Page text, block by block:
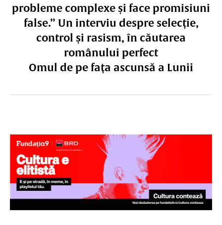
probleme complexe și face promisiuni
false.” Un interviu despre selecție,
control și rasism, în căutarea
românului perfect
Omul de pe fața ascunsă a Lunii